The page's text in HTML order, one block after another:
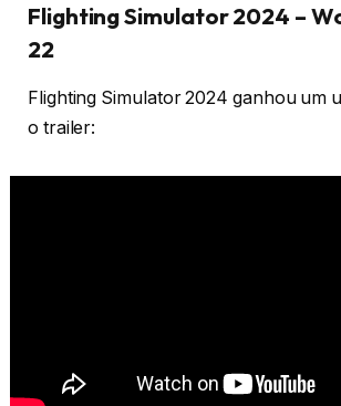
Flighting Simulator 2024 –
22
Flighting Simulator 2024 ganhou um
o trailer: